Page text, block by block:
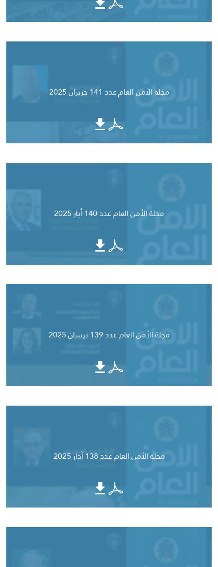
مجلة الأمن العام عدد 141 حزيران 2025
مجلة الأمن العام عدد 140 أيار 2025
مجلة الأمن العام عدد 139 نيسان 2025
مجلة الأمن العام عدد 138 آذار 2025